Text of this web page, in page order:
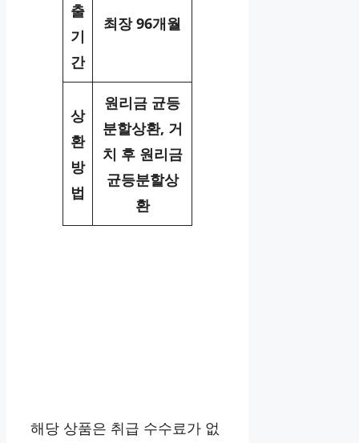
출
기
간
최장 96개월
상
환
방
법
원리금 균등
분할상환, 거
치 후 원리금
균등분할상
환
해당 상품은 취급 수수료가 없